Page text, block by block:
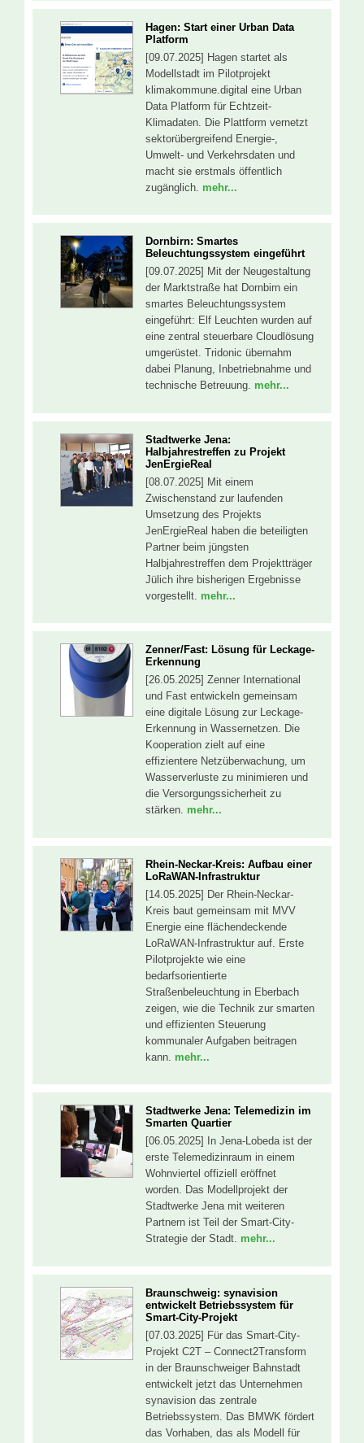
Hagen: Start einer Urban Data
Platform
[09.07.2025] Hagen startet als
Modellstadt im Pilotprojekt
klimakommune.digital eine Urban
Data Platform für Echtzeit-
Klimadaten. Die Plattform vernetzt
sektorübergreifend Energie-,
Umwelt- und Verkehrsdaten und
macht sie erstmals öffentlich
zugänglich. mehr...
Dornbirn: Smartes
Beleuchtungssystem eingeführt
[09.07.2025] Mit der Neugestaltung
der Marktstraße hat Dornbirn ein
smartes Beleuchtungssystem
eingeführt: Elf Leuchten wurden auf
eine zentral steuerbare Cloudlösung
umgerüstet. Tridonic übernahm
dabei Planung, Inbetriebnahme und
technische Betreuung. mehr...
Stadtwerke Jena:
Halbjahrestreffen zu Projekt
JenErgieReal
[08.07.2025] Mit einem
Zwischenstand zur laufenden
Umsetzung des Projekts
JenErgieReal haben die beteiligten
Partner beim jüngsten
Halbjahrestreffen dem Projektträger
Jülich ihre bisherigen Ergebnisse
vorgestellt. mehr...
Zenner/Fast: Lösung für Leckage-
Erkennung
[26.05.2025] Zenner International
und Fast entwickeln gemeinsam
eine digitale Lösung zur Leckage-
Erkennung in Wassernetzen. Die
Kooperation zielt auf eine
effizientere Netzüberwachung, um
Wasserverluste zu minimieren und
die Versorgungssicherheit zu
stärken. mehr...
Rhein-Neckar-Kreis: Aufbau einer
LoRaWAN-Infrastruktur
[14.05.2025] Der Rhein-Neckar-
Kreis baut gemeinsam mit MVV
Energie eine flächendeckende
LoRaWAN-Infrastruktur auf. Erste
Pilotprojekte wie eine
bedarfsorientierte
Straßenbeleuchtung in Eberbach
zeigen, wie die Technik zur smarten
und effizienten Steuerung
kommunaler Aufgaben beitragen
kann. mehr...
Stadtwerke Jena: Telemedizin im
Smarten Quartier
[06.05.2025] In Jena-Lobeda ist der
erste Telemedizinraum in einem
Wohnviertel offiziell eröffnet
worden. Das Modellprojekt der
Stadtwerke Jena mit weiteren
Partnern ist Teil der Smart-City-
Strategie der Stadt. mehr...
Braunschweig: synavision
entwickelt Betriebssystem für
Smart-City-Projekt
[07.03.2025] Für das Smart-City-
Projekt C2T – Connect2Transform
in der Braunschweiger Bahnstadt
entwickelt jetzt das Unternehmen
synavision das zentrale
Betriebssystem. Das BMWK fördert
das Vorhaben, das als Modell für